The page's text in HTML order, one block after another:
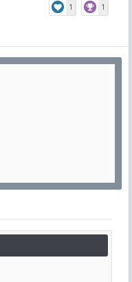
1 1